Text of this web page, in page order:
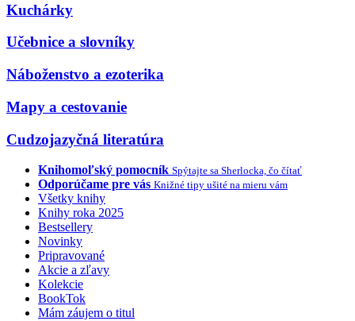
Kuchárky
Učebnice a slovníky
Náboženstvo a ezoterika
Mapy a cestovanie
Cudzojazyčná literatúra
Knihomoľský pomocník Spýtajte sa Sherlocka, čo čítať
Odporúčame pre vás Knižné tipy ušité na mieru vám
Všetky knihy
Knihy roka 2025
Bestsellery
Novinky
Pripravované
Akcie a zľavy
Kolekcie
BookTok
Mám záujem o titul